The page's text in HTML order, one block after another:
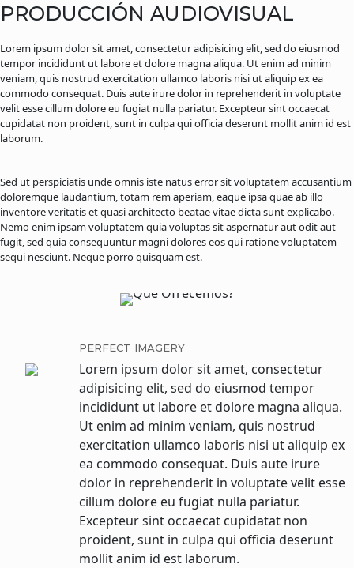
PRODUCCIÓN AUDIOVISUAL
Lorem ipsum dolor sit amet, consectetur adipisicing elit, sed do eiusmod
tempor incididunt ut labore et dolore magna aliqua. Ut enim ad minim
veniam, quis nostrud exercitation ullamco laboris nisi ut aliquip ex ea
commodo consequat. Duis aute irure dolor in reprehenderit in voluptate
velit esse cillum dolore eu fugiat nulla pariatur. Excepteur sint occaecat
cupidatat non proident, sunt in culpa qui officia deserunt mollit anim id est
laborum.
Sed ut perspiciatis unde omnis iste natus error sit voluptatem accusantium
doloremque laudantium, totam rem aperiam, eaque ipsa quae ab illo
inventore veritatis et quasi architecto beatae vitae dicta sunt explicabo.
Nemo enim ipsam voluptatem quia voluptas sit aspernatur aut odit aut
fugit, sed quia consequuntur magni dolores eos qui ratione voluptatem
sequi nesciunt. Neque porro quisquam est.
PERFECT IMAGERY
Lorem ipsum dolor sit amet, consectetur
adipisicing elit, sed do eiusmod tempor
incididunt ut labore et dolore magna aliqua.
Ut enim ad minim veniam, quis nostrud
exercitation ullamco laboris nisi ut aliquip ex
ea commodo consequat. Duis aute irure
dolor in reprehenderit in voluptate velit esse
cillum dolore eu fugiat nulla pariatur.
Excepteur sint occaecat cupidatat non
proident, sunt in culpa qui officia deserunt
mollit anim id est laborum.